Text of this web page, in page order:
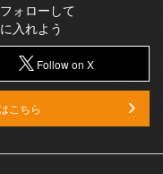
ォローして
入れよう
Follow on X
こちら